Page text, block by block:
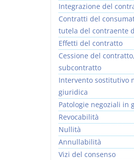
Integrazione del
Contratti del
tutela del contraente
Effetti del contratto
Cessione del
subcontratto
Intervento sostitutivo
giuridica
Patologie negoziali in
Revocabilità
Nullità
Annullabilità
Vizi del consenso